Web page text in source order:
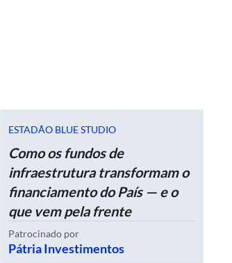
ESTADÃO BLUE STUDIO
Como os fundos de
infraestrutura transformam o
financiamento do País — e o
que vem pela frente
Patrocinado por
Pátria Investimentos